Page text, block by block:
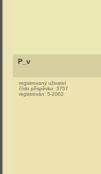
P_v
registrovaný uživatel
číslo příspěvku: 3757
registrován: 5-2002